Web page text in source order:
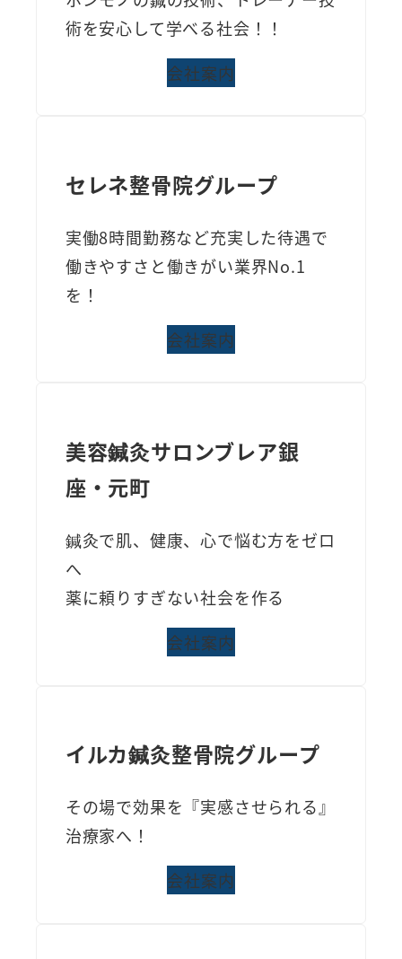
術を安心して学べる社会！！
会社案内
セレネ整骨院グループ
実働8時間勤務など充実した待遇で
働きやすさと働きがい業界No.1
を！
会社案内
美容鍼灸サロンブレア銀
座・元町
鍼灸で肌、健康、心で悩む方をゼロ
へ
薬に頼りすぎない社会を作る
会社案内
イルカ鍼灸整骨院グループ
その場で効果を『実感させられる』
治療家へ！
会社案内